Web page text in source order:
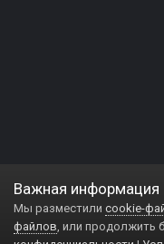
Важная информация
Мы разместили cookie-
файлов, или продолжить